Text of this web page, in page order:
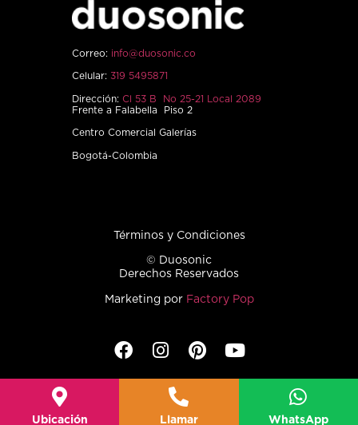
Correo: info@duosonic.co
Celular: 319 5495871
Dirección: Cl 53 B No 25-21 Local 2089
Frente a Falabella Piso 2
Centro Comercial Galerías
Bogotá-Colombia
Términos y Condiciones
© Duosonic
Derechos Reservados
Marketing por Factory Pop
Ubicación Llamar WhatsApp